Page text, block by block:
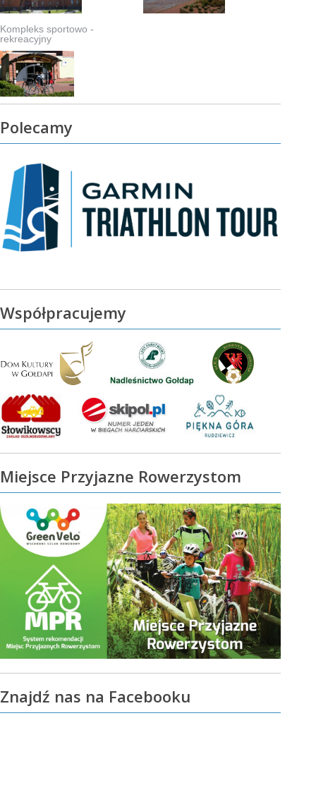
Kompleks sportowo -
rekreacyjny
Polecamy
Współpracujemy
Miejsce Przyjazne Rowerzystom
Znajdź nas na Facebooku